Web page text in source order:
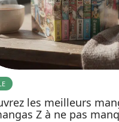
les meilleurs
Z à ne pas